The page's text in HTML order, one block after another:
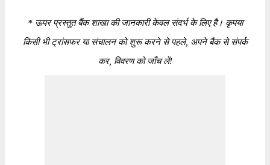
*ऊपर प्रस्तुत बैंक शाखा की जानकारी केवल संदर्भ के लिए है। कृपया
किसी भी ट्रांसफर या संचालन को शुरू करने से पहले, अपने बैंक से संपर्क
कर, विवरण को जाँच लें!